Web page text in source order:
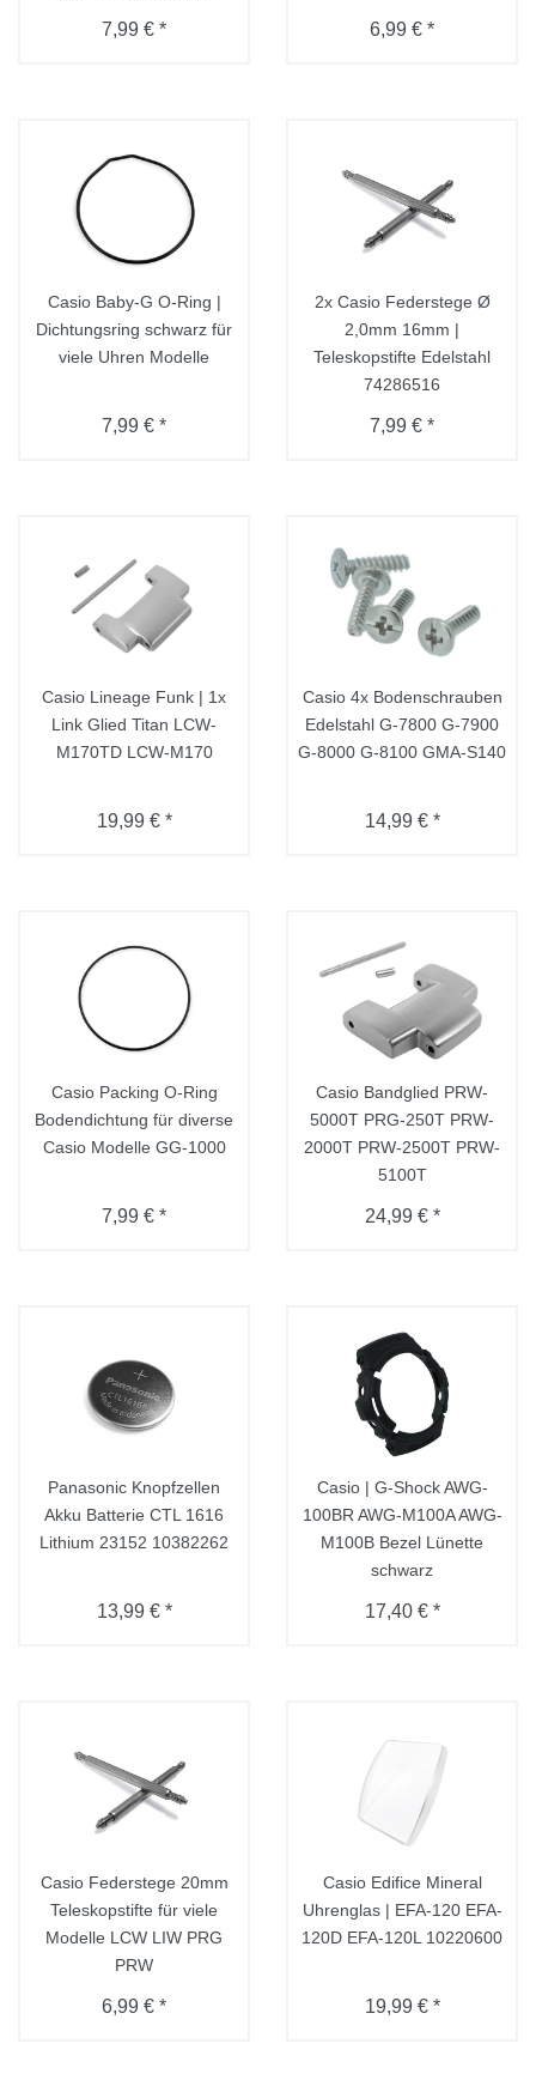
7,99 € * 6,99 € *
Casio Baby-G O-Ring |
Dichtungsring schwarz für
viele Uhren Modelle
7,99 € *
2x Casio Federstege Ø
2,0mm 16mm |
Teleskopstifte Edelstahl
74286516
7,99 € *
Casio Lineage Funk | 1x
Link Glied Titan LCW-
M170TD LCW-M170
19,99 € *
Casio 4x Bodenschrauben
Edelstahl G-7800 G-7900
G-8000 G-8100 GMA-S140
14,99 € *
Casio Packing O-Ring
Bodendichtung für diverse
Casio Modelle GG-1000
7,99 € *
Casio Bandglied PRW-
5000T PRG-250T PRW-
2000T PRW-2500T PRW-
5100T
24,99 € *
Panasonic Knopfzellen
Akku Batterie CTL 1616
Lithium 23152 10382262
13,99 € *
Casio | G-Shock AWG-
100BR AWG-M100A AWG-
M100B Bezel Lünette
schwarz
17,40 € *
Casio Federstege 20mm
Teleskopstifte für viele
Modelle LCW LIW PRG
PRW
6,99 € *
Casio Edifice Mineral
Uhrenglas | EFA-120 EFA-
120D EFA-120L 10220600
19,99 € *